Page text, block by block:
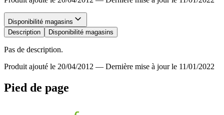
Disponibilité magasins
Description
Disponibilité magasins
Pas de description.
Produit ajouté le 20/04/2012 — Dernière mise à jour le 11/01/2022
Pied de page